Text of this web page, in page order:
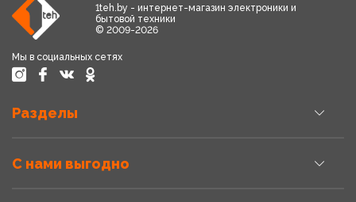
1teh.by - интернет-магазин электроники и
бытовой техники
© 2009-2026
Мы в социальных сетях
Разделы
С нами выгодно